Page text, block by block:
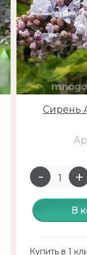
Сирень
В
Купить в 1